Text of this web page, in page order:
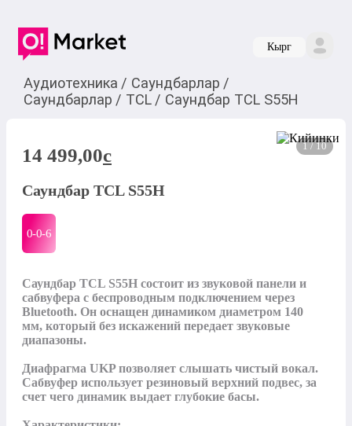
Кырг
Аудиотехника / Саундбарлар /
Саундбарлар / TCL / Саундбар TCL S55H
1 / 10
14 499,00c
Саундбар TCL S55H
0-0-6
Саундбар TCL S55H состоит из звуковой панели и
сабвуфера с беспроводным подключением через
Bluetooth. Он оснащен динамиком диаметром 140
мм, который без искажений передает звуковые
диапазоны.
Диафрагма UKP позволяет слышать чистый вокал.
Сабвуфер использует резиновый верхний подвес, за
счет чего динамик выдает глубокие басы.